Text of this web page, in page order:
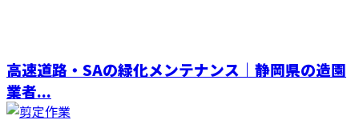
高速道路・SAの緑化メンテナンス｜静岡県の造園
業者...